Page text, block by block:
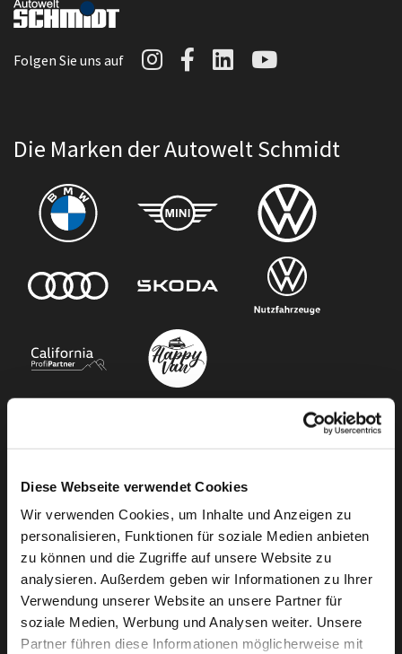
Diese Webseite verwendet Cookies
Wir verwenden Cookies, um Inhalte und Anzeigen zu
personalisieren, Funktionen für soziale Medien anbieten
zu können und die Zugriffe auf unsere Website zu
analysieren. Außerdem geben wir Informationen zu Ihrer
Verwendung unserer Website an unsere Partner für
soziale Medien, Werbung und Analysen weiter. Unsere
Partner führen diese Informationen möglicherweise mit
Folgen Sie uns auf Autowelt Schmidt auf
Autowelt Schmidt
AutoweltAutowelt
Die Marken der Autowelt Schmidt
Unser Angebot
Newsletter Anmeldung
Neuwagen
Gebrauchtwagen
Audi Gebrauchtwagen :plus
Camper mieten
Kundenservice